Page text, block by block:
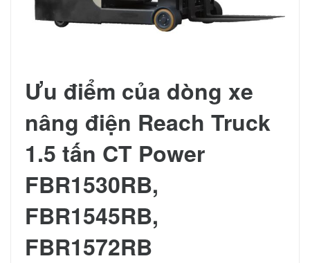
Ưu điểm của dòng xe
nâng điện Reach Truck
1.5 tấn CT Power
FBR1530RB,
FBR1545RB,
FBR1572RB